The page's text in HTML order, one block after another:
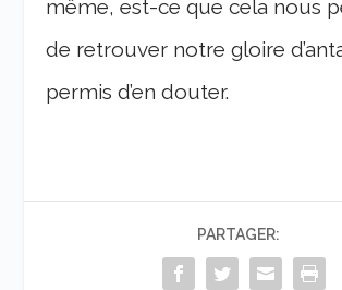
même, est-ce que cela nous
de retrouver notre gloire
permis d’en douter.
PARTAGER: